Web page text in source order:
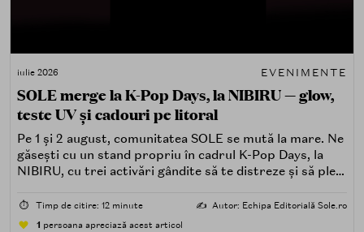
iulie 2026 EVENIMENTE
SOLE merge la K-Pop Days, la NIBIRU — glow,
teste UV și cadouri pe litoral
Pe 1 și 2 august, comunitatea SOLE se mută la mare. Ne
găsești cu un stand propriu în cadrul K-Pop Days, la
NIBIRU, cu trei activări gândite să te distreze și să pleci
⏱️ Timp de citire: 12 minute ✍️ Autor: Echipa Editorială Sole.ro
1 persoana apreciază acest articol